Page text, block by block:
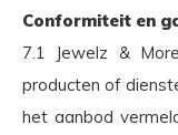
Conformiteit en
7.1 Jewelz &
producten of
het aanbod